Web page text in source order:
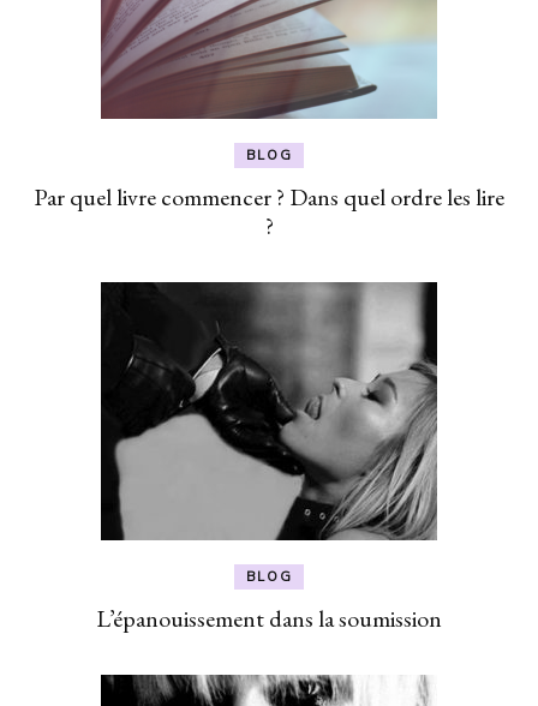
BLOG
Par quel livre commencer ? Dans quel ordre les lire
?
BLOG
L’épanouissement dans la soumission